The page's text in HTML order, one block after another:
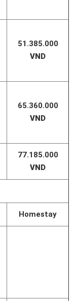
51.385.000
VND
65.360.000
VND
77.185.000
VND
Homestay